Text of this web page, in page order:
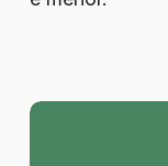
1win